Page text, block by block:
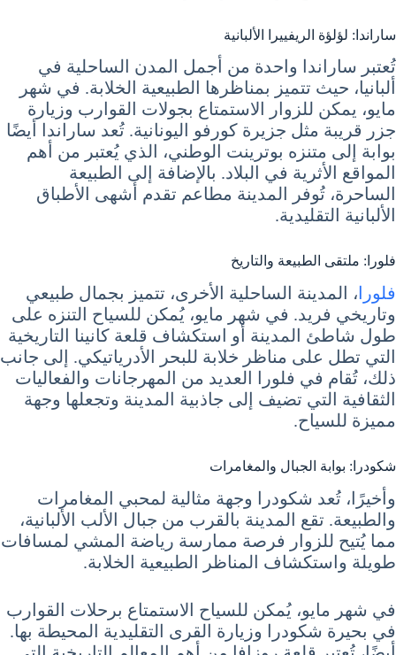
ساراندا: لؤلؤة الريفييرا الألبانية
تُعتبر ساراندا واحدة من أجمل المدن الساحلية في
ألبانيا، حيث تتميز بمناظرها الطبيعية الخلابة. في شهر
مايو، يمكن للزوار الاستمتاع بجولات القوارب وزيارة
جزر قريبة مثل جزيرة كورفو اليونانية. تُعد ساراندا أيضًا
بوابة إلى متنزه بوترينت الوطني، الذي يُعتبر من أهم
المواقع الأثرية في البلاد. بالإضافة إلى الطبيعة
الساحرة، تُوفر المدينة مطاعم تقدم أشهى الأطباق
الألبانية التقليدية.
فلورا: ملتقى الطبيعة والتاريخ
فلورا ، المدينة الساحلية الأخرى، تتميز بجمال طبيعي
وتاريخي فريد. في شهر مايو، يُمكن للسياح التنزه على
طول شاطئ المدينة أو استكشاف قلعة كانينا التاريخية
التي تطل على مناظر خلابة للبحر الأدرياتيكي. إلى جانب
ذلك، تُقام في فلورا العديد من المهرجانات والفعاليات
الثقافية التي تضيف إلى جاذبية المدينة وتجعلها وجهة
مميزة للسياح.
شكودرا: بوابة الجبال والمغامرات
وأخيرًا، تُعد شكودرا وجهة مثالية لمحبي المغامرات
والطبيعة. تقع المدينة بالقرب من جبال الألب الألبانية،
مما يُتيح للزوار فرصة ممارسة رياضة المشي لمسافات
طويلة واستكشاف المناظر الطبيعية الخلابة.
في شهر مايو، يُمكن للسياح الاستمتاع برحلات القوارب
في بحيرة شكودرا وزيارة القرى التقليدية المحيطة بها.